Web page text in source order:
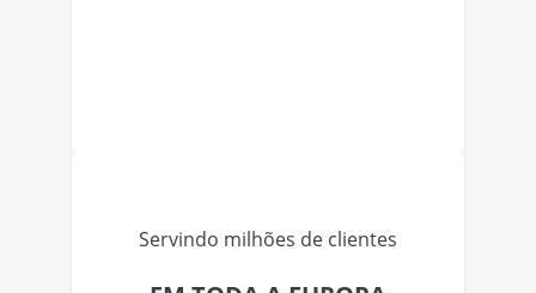
Servindo milhões de clientes